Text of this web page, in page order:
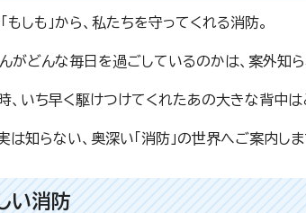
しも」から、私たちを守ってくれる消防。
がどんな毎日を過ごしているのかは、案外知ら
、いち早く駆けつけてくれたあの大きな背中
は知らない、奥深い「消防」の世界へご案内しま
い消防